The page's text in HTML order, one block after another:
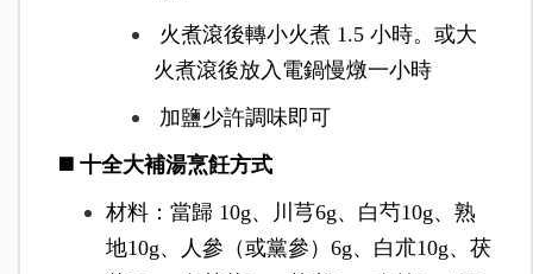
火煮滾後轉小火煮 1.5 小時。或大
火煮滾後放入電鍋慢燉一小時
加鹽少許調味即可
◼️ 十全大補湯烹飪方式
材料：當歸 10g、川芎6g、白芍10g、熟
地10g、人參（或黨參）6g、白朮10g、茯